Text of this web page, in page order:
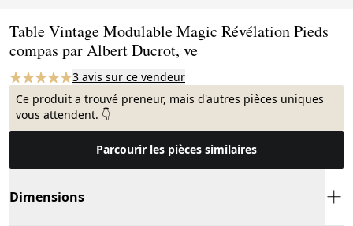
Table Vintage Modulable Magic Révélation Pieds
compas par Albert Ducrot, ve
3 avis sur ce vendeur
Ce produit a trouvé preneur, mais d'autres pièces uniques
vous attendent. 👇
Parcourir les pièces similaires
Dimensions